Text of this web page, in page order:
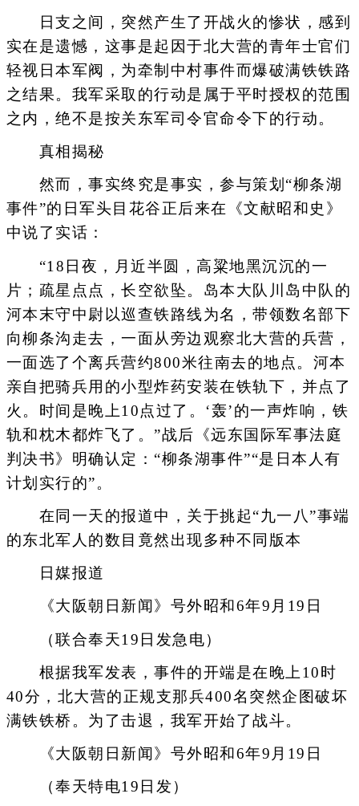
日支之间，突然产生了开战火的惨状，感到
实在是遗憾，这事是起因于北大营的青年士官们
轻视日本军阀，为牵制中村事件而爆破满铁铁路
之结果。我军采取的行动是属于平时授权的范围
之内，绝不是按关东军司令官命令下的行动。
真相揭秘
然而，事实终究是事实，参与策划“柳条湖
事件”的日军头目花谷正后来在《文献昭和史》
中说了实话：
“18日夜，月近半圆，高粱地黑沉沉的一
片；疏星点点，长空欲坠。岛本大队川岛中队的
河本末守中尉以巡查铁路线为名，带领数名部下
向柳条沟走去，一面从旁边观察北大营的兵营，
一面选了个离兵营约800米往南去的地点。河本
亲自把骑兵用的小型炸药安装在铁轨下，并点了
火。时间是晚上10点过了。‘轰’的一声炸响，铁
轨和枕木都炸飞了。”战后《远东国际军事法庭
判决书》明确认定：“柳条湖事件”“是日本人有
计划实行的”。
在同一天的报道中，关于挑起“九一八”事端
的东北军人的数目竟然出现多种不同版本
日媒报道
《大阪朝日新闻》号外昭和6年9月19日
（联合奉天19日发急电）
根据我军发表，事件的开端是在晚上10时
40分，北大营的正规支那兵400名突然企图破坏
满铁铁桥。为了击退，我军开始了战斗。
《大阪朝日新闻》号外昭和6年9月19日
（奉天特电19日发）